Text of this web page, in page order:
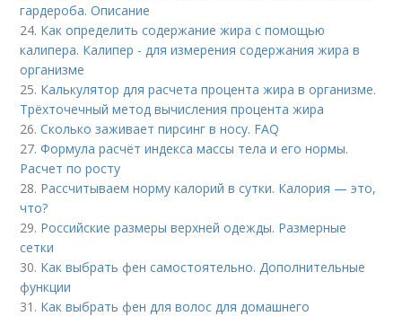
гардероба. Описание
24. Как определить содержание жира с помощью
калипера. Калипер - для измерения содержания жира в
организме
25. Калькулятор для расчета процента жира в организме.
Трёхточечный метод вычисления процента жира
26.Сколько заживает пирсинг в носу. FAQ
27.Формула расчёт индекса массы тела и его нормы.
Расчет по росту
28. Рассчитываем норму калорий в сутки. Калория — это,
что?
29. Российские размеры верхней одежды. Размерные
сетки
30. Как выбрать фен самостоятельно. Дополнительные
функции
31. Как выбрать фен для волос для домашнего